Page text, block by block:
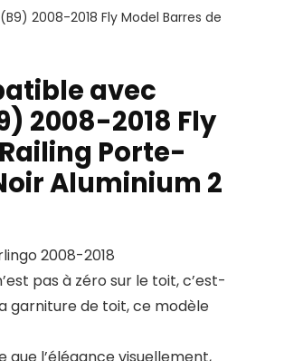
2008-2018 Fly Model Barres de
avec
2008-2018 Fly
Porte-
Aluminium 2
2008-2018
pas à zéro sur le toit, c’est-
garniture de toit, ce modèle